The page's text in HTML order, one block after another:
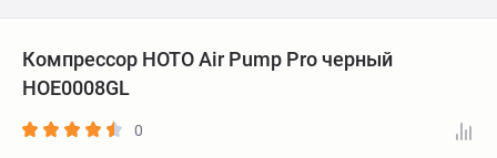
Компрессор HOTO Air Pump Pro черный
HOE0008GL
0